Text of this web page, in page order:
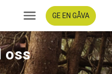
GE EN GÅVA
oss